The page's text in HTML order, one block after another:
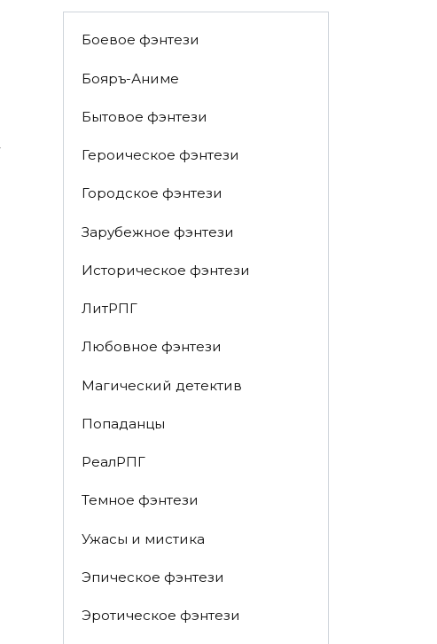
Боевое фэнтези
Бояръ-Аниме
Бытовое фэнтези
Героическое фэнтези
Городское фэнтези
Зарубежное фэнтези
Историческое фэнтези
ЛитРПГ
Любовное фэнтези
Магический детектив
Попаданцы
РеалРПГ
Темное фэнтези
Ужасы и мистика
Эпическое фэнтези
Эротическое фэнтези